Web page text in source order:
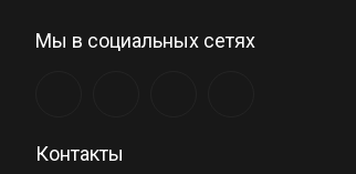
Мы в социальных сетях
Контакты